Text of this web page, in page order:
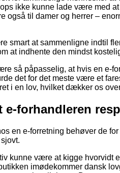
ikke kunne lade være med
også til damer og herrer –
smart at sammenligne indtil
at indhente den mindst
så påpasselig, at hvis en e-
det for det meste være et
i en lov, hvilket dækker os
e-forhandleren
en e-forretning behøver de
kunne være at kigge hvorvidt
imødekommer dansk